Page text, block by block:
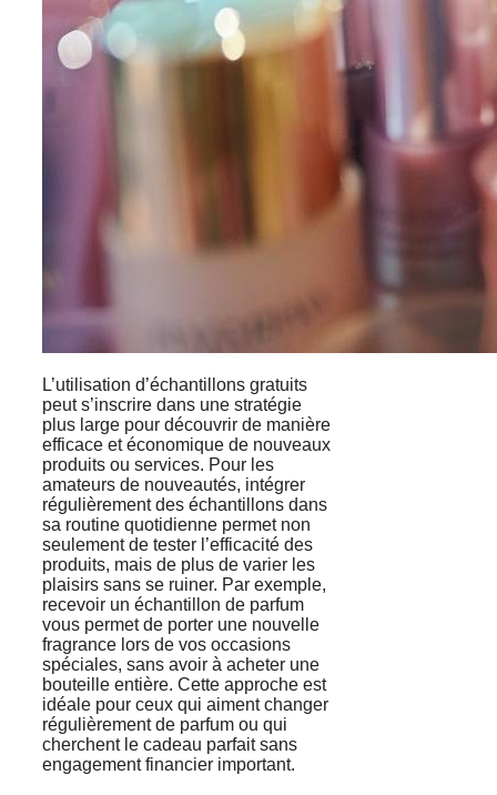
L’utilisation d’échantillons gratuits
peut s’inscrire dans une stratégie
plus large pour découvrir de manière
efficace et économique de nouveaux
produits ou services. Pour les
amateurs de nouveautés, intégrer
régulièrement des échantillons dans
sa routine quotidienne permet non
seulement de tester l’efficacité des
produits, mais de plus de varier les
plaisirs sans se ruiner. Par exemple,
recevoir un échantillon de parfum
vous permet de porter une nouvelle
fragrance lors de vos occasions
spéciales, sans avoir à acheter une
bouteille entière. Cette approche est
idéale pour ceux qui aiment changer
régulièrement de parfum ou qui
cherchent le cadeau parfait sans
engagement financier important.